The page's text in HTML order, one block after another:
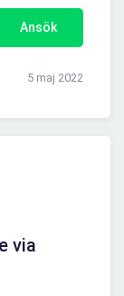
Ansök
5 maj 2022
via